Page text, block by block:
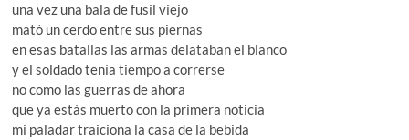
una vez una bala de fusil viejo
mató un cerdo entre sus piernas
en esas batallas las armas delataban el blanco
y el soldado tenía tiempo a correrse
no como las guerras de ahora
que ya estás muerto con la primera noticia
mi paladar traiciona la casa de la bebida